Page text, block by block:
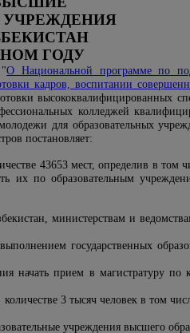
УЧРЕЖДЕНИЯ
ГОДУ
О Национальной программе по
кадров, воспитании
высококвалифицированных
колледжей
для образовательных
постановляет:
43653 мест, определив в том
их по образовательным
министерствам и
государственных
начать прием в магистратуру по
3 тысяч человек в том
учреждения высшего